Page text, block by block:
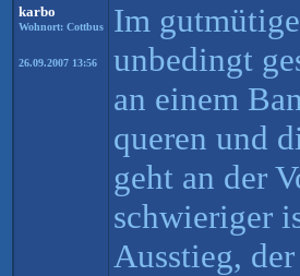
karbo
Wohnort: Cottbus
26.09.2007 13:56
Im
unbedingt
an einem
queren und
geht an der
schwieriger
Ausstieg,